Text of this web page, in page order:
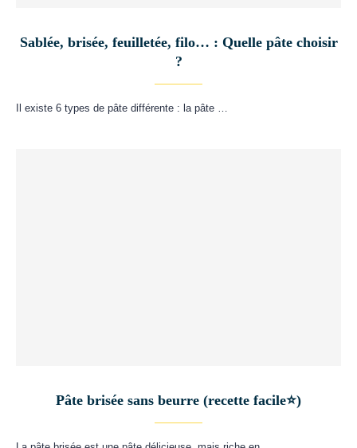
Sablée, brisée, feuilletée, filo… : Quelle pâte choisir
?
Il existe 6 types de pâte différente : la pâte …
Pâte brisée sans beurre (recette facile⭐)